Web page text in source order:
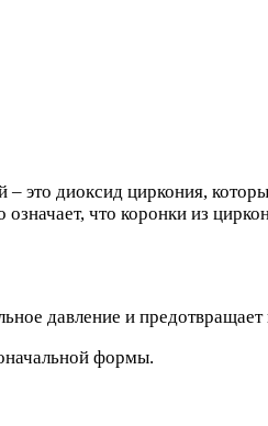
это диоксид циркония,
что коронки из
давление и
формы.